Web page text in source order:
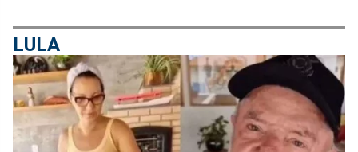
LULA